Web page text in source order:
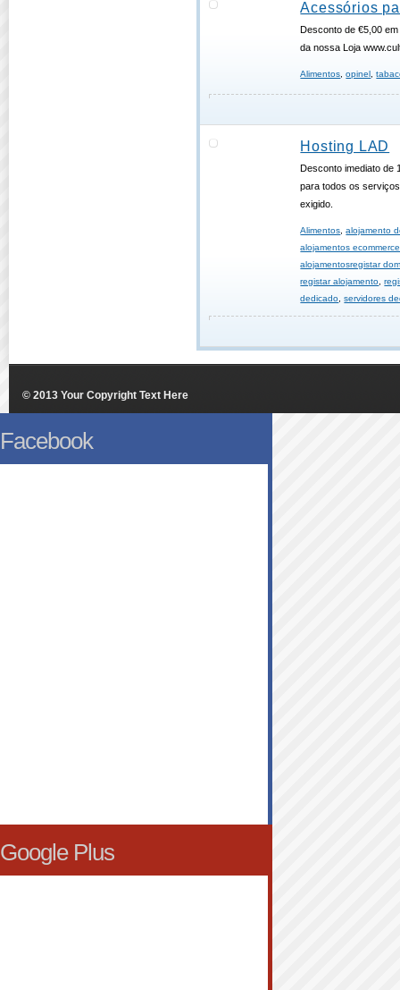
Acessórios
Desconto de €5,00
da nossa Loja
Alimentos ,opinel ,
Hosting LAD
Desconto imediato de
para todos os
exigido.
Alimentos ,alojamento
alojamentos ecommerce
alojamentosregistar
registar alojamento ,
dedicado ,servidores
© 2013 Your Copyright Text Here
Facebook
Google Plus